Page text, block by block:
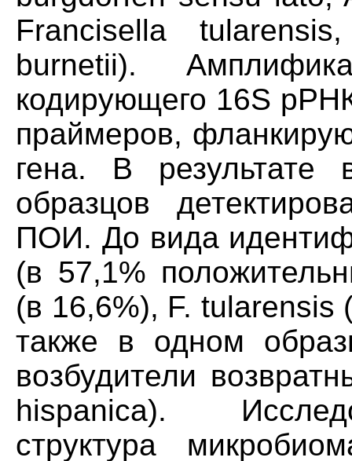
Francisella
burnetii).
кодирующего 16S
праймеров,
гена. В
образцов
ПОИ. До вида
(в 57,1%
(в 16,6%), F.
также в одном
возбудители
hispanica).
структура